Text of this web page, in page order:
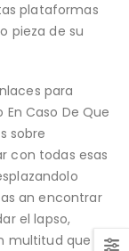
plataformas
pieza de su
para
Caso De Que
sobre
con todas esas
an encontrar
el lapso,
multitud que